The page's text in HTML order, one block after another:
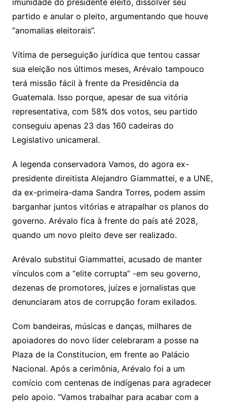
imunidade do presidente eleito, dissolver seu
partido e anular o pleito, argumentando que houve
“anomalias eleitorais”.
Vítima de perseguição jurídica que tentou cassar
sua eleição nos últimos meses, Arévalo tampouco
terá missão fácil à frente da Presidência da
Guatemala. Isso porque, apesar de sua vitória
representativa, com 58% dos votos, seu partido
conseguiu apenas 23 das 160 cadeiras do
Legislativo unicameral.
A legenda conservadora Vamos, do agora ex-
presidente direitista Alejandro Giammattei, e a UNE,
da ex-primeira-dama Sandra Torres, podem assim
barganhar juntos vitórias e atrapalhar os planos do
governo. Arévalo fica à frente do país até 2028,
quando um novo pleito deve ser realizado.
Arévalo substitui Giammattei, acusado de manter
vínculos com a “elite corrupta” -em seu governo,
dezenas de promotores, juízes e jornalistas que
denunciaram atos de corrupção foram exilados.
Com bandeiras, músicas e danças, milhares de
apoiadores do novo líder celebraram a posse na
Plaza de la Constitucion, em frente ao Palácio
Nacional. Após a cerimônia, Arévalo foi a um
comício com centenas de indígenas para agradecer
pelo apoio. “Vamos trabalhar para acabar com a